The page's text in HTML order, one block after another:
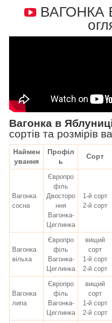
ВАГОНКА
Вагонка в
сортів та розмірів
Наймен
ування
Профіл
ь
Сорт
Вагонка
сосна
Європро
філь
Двосторо
ння
Вагонка-
Цеглинка
1-й сорт
2-й сорт
Вагонка
вільха
Європро
філь
Вагонка-
Цеглинка
вищий
сорт
1-й сорт
2-й сорт
Вагонка
липа
Європро
філь
Вагонка-
Цеглинка
вищий
сорт
1-й сорт
2-й сорт